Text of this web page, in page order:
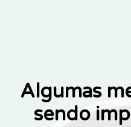
Algumas
sendo